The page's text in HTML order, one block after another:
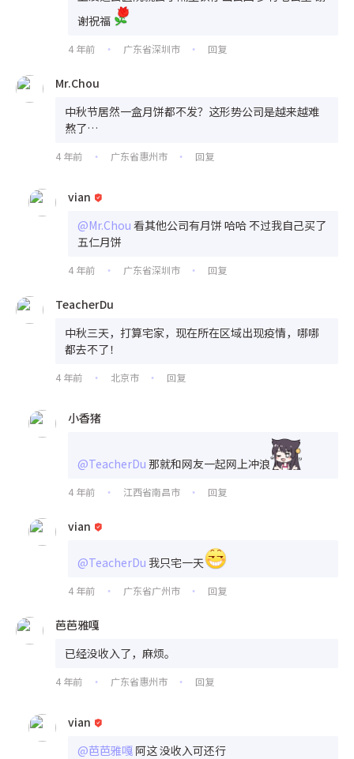
谢祝福
4 年前 • 广东省深圳市 • 回复
Mr.Chou
中秋节居然一盒月饼都不发？这形势公司是越来越难
熬了…
4 年前 • 广东省惠州市 • 回复
vian
@Mr.Chou 看其他公司有月饼 哈哈 不过我自己买了
五仁月饼
4 年前 • 广东省深圳市 • 回复
TeacherDu
中秋三天，打算宅家，现在所在区域出现疫情，哪哪
都去不了！
4 年前 • 北京市 • 回复
小香猪
@TeacherDu 那就和网友一起网上冲浪
4 年前 • 江西省南昌市 • 回复
vian
@TeacherDu 我只宅一天
4 年前 • 广东省广州市 • 回复
芭芭雅嘎
已经没收入了，麻烦。
4 年前 • 广东省惠州市 • 回复
vian
@芭芭雅嘎 阿这 没收入可还行